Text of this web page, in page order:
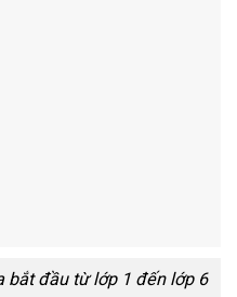
bắt đầu từ lớp 1 đến lớp 6